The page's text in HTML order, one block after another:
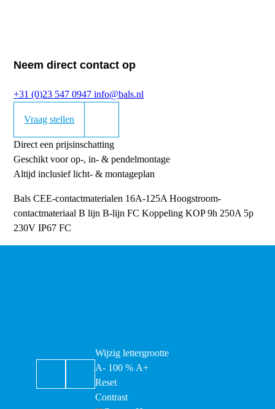
Neem direct contact op
+31 (0)23 547 0947info@bals.nl
Vraag stellen
Direct een prijsinschatting
Geschikt voor op-, in- & pendelmontage
Altijd inclusief licht- & montageplan
Bals CEE-contactmaterialen 16A-125A Hoogstroom-
contactmateriaal B lijn B-lijn FC Koppeling KOP 9h 250A 5p
230V IP67 FC
Wijzig lettergrootte
A- 100% A+
Reset
Contrast